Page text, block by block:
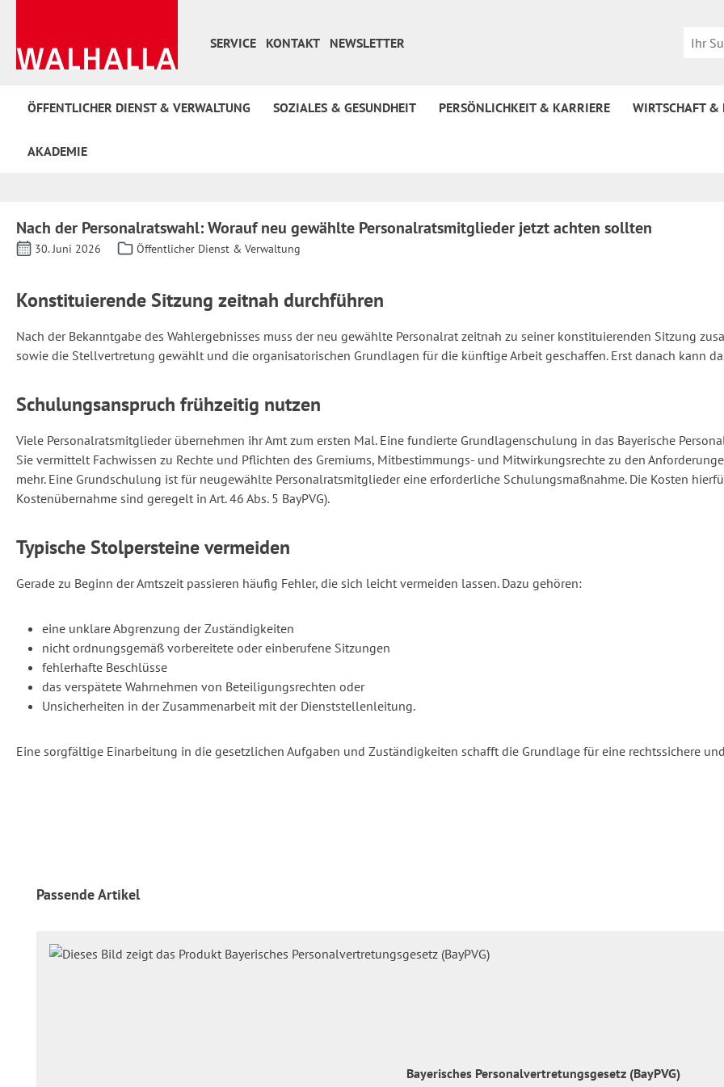
SERVICE
KONTAKT NEWSLETTER
ÖFFENTLICHER DIENST & VERWALTUNG SOZIALES & GESUNDHEIT PERSÖNLICHKEIT & KARRIERE WIRTSCHAFT
AKADEMIE
Nach der Personalratswahl: Worauf neu gewählte Personalratsmitglieder jetzt achten sollten
30. Juni 2026 Öffentlicher Dienst & Verwaltung
Konstituierende Sitzung zeitnah durchführen
Nach der Bekanntgabe des Wahlergebnisses muss der neu gewählte Personalrat zeitnah zu seiner konstituierenden Sitzung
sowie die Stellvertretung gewählt und die organisatorischen Grundlagen für die künftige Arbeit geschaffen. Erst danach kann
Schulungsanspruch frühzeitig nutzen
Viele Personalratsmitglieder übernehmen ihr Amt zum ersten Mal. Eine fundierte Grundlagenschulung in das Bayerische
Sie vermittelt Fachwissen zu Rechte und Pflichten des Gremiums, Mitbestimmungs- und Mitwirkungsrechte zu den
mehr. Eine Grundschulung ist für neugewählte Personalratsmitglieder eine erforderliche Schulungsmaßnahme. Die Kosten
Kostenübernahme sind geregelt in Art. 46 Abs. 5 BayPVG).
Typische Stolpersteine vermeiden
Gerade zu Beginn der Amtszeit passieren häufig Fehler, die sich leicht vermeiden lassen. Dazu gehören:
eine unklare Abgrenzung der Zuständigkeiten
nicht ordnungsgemäß vorbereitete oder einberufene Sitzungen
fehlerhafte Beschlüsse
das verspätete Wahrnehmen von Beteiligungsrechten oder
Unsicherheiten in der Zusammenarbeit mit der Dienststellenleitung.
Eine sorgfältige Einarbeitung in die gesetzlichen Aufgaben und Zuständigkeiten schafft die Grundlage für eine rechtssichere
Produktgalerie überspringen
Passende Artikel
Bayerisches Personalvertretungsgesetz (BayPVG)